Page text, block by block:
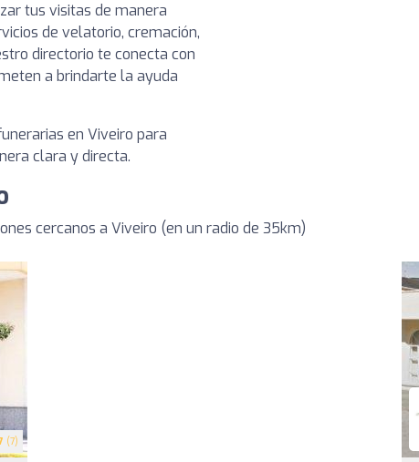
tus visitas de manera
de velatorio, cremación,
directorio te conecta con
a brindarte la ayuda
en Viveiro para
clara y directa.
cercanos a Viveiro (en un radio de 35km)
(7)